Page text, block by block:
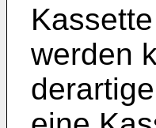
werden